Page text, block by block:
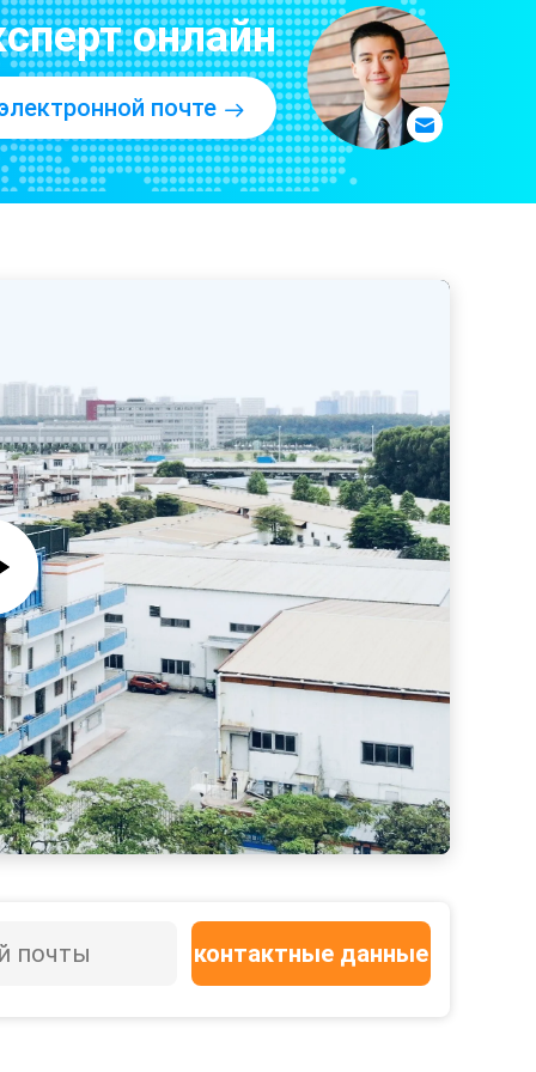
ABS утешает консоли ослабляет Pacifier Soother младенца 6m+
9 унций с мягким Spout
младенца ABS 110℃
младенца 3 месяцев
Пинк голубое зеленое EN71 6 месяцев чашка Sippy 6 девушек унции
Бутылка ниппели младенца шеи 12oz PP качества еды широкая
PVC BPA PP питаясь
бутылки младенца полипропилена дуги шеи качества еды 6oz 160ml широкие
онлайн
почте
контактные данные